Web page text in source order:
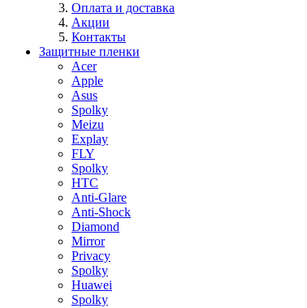
Оплата и доставка
Акции
Контакты
Защитные пленки
Acer
Apple
Asus
Spolky
Meizu
Explay
FLY
Spolky
HTC
Anti-Glare
Anti-Shock
Diamond
Mirror
Privacy
Spolky
Huawei
Spolky